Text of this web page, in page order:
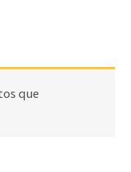
que